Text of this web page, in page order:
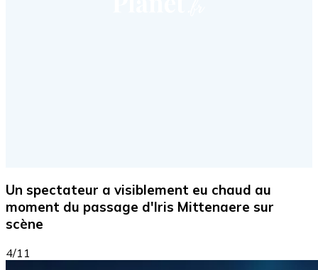
Un spectateur a visiblement eu chaud au
moment du passage d'Iris Mittenaere sur
scène
4/11